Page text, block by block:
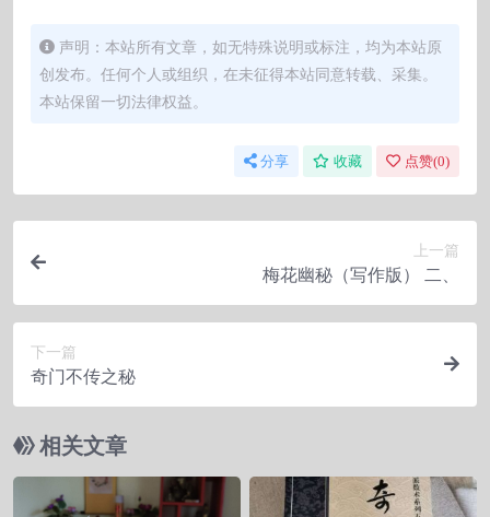
声明：本站所有文章，如无特殊说明或标注，均为本站原
创发布。任何个人或组织，在未征得本站同意转载、采集。
本站保留一切法律权益。
分享 收藏 点赞(0)
上一篇
梅花幽秘（写作版） 二、
下一篇
奇门不传之秘
相关文章